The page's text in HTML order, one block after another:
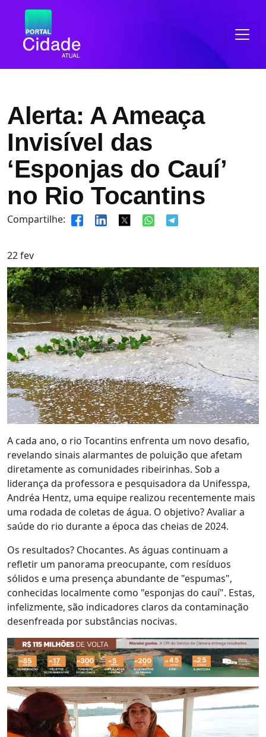
Alerta: A Ameaça
Invisível das
‘Esponjas do Cauí’
no Rio Tocantins
Compartilhe:
22fev
A cada ano, o rio Tocantins enfrenta um novo desafio,
revelando sinais alarmantes de poluição que afetam
diretamente as comunidades ribeirinhas. Sob a
liderança da professora e pesquisadora da Unifesspa,
Andréa Hentz, uma equipe realizou recentemente mais
uma rodada de coletas de água. O objetivo? Avaliar a
saúde do rio durante a época das cheias de 2024.
Os resultados? Chocantes. As águas continuam a
refletir um panorama preocupante, com resíduos
sólidos e uma presença abundante de "espumas",
conhecidas localmente como "esponjas do cauí". Estas,
infelizmente, são indicadores claros da contaminação
desenfreada por substâncias nocivas.